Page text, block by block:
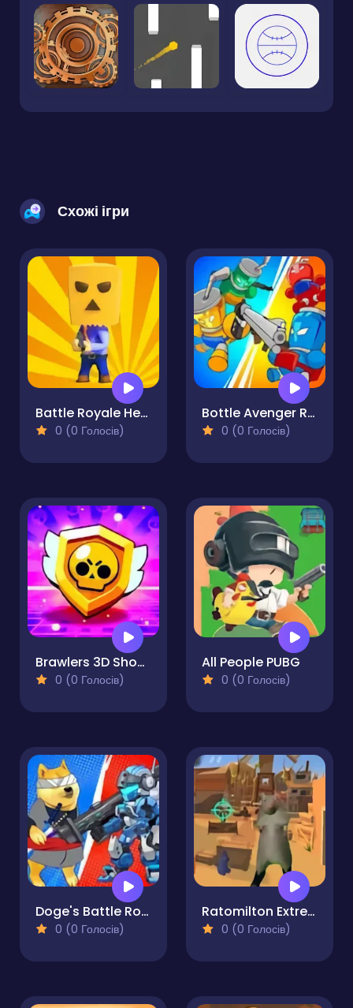
Схожі ігри
Battle Royale Heroes
0 (0 Голосів)
Bottle Avenger Royale
0 (0 Голосів)
Brawlers 3D Shooter Stars
0 (0 Голосів)
All People PUBG
0 (0 Голосів)
Doge's Battle Royale
0 (0 Голосів)
Ratomilton Extreme Gunner
0 (0 Голосів)